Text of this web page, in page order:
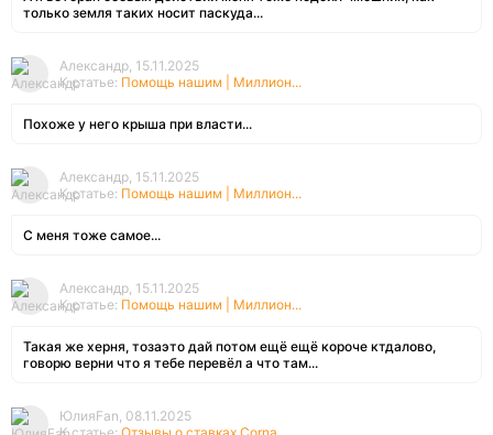
только земля таких носит паскуда...
Александр, 15.11.2025
К статье: Помощь нашим | Миллион...
Похоже у него крыша при власти...
Александр, 15.11.2025
К статье: Помощь нашим | Миллион...
С меня тоже самое...
Александр, 15.11.2025
К статье: Помощь нашим | Миллион...
Такая же херня, тозаэто дай потом ещё ещё короче ктдалово,
говорю верни что я тебе перевёл а что там...
ЮлияFan, 08.11.2025